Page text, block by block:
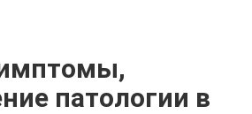
патологии в